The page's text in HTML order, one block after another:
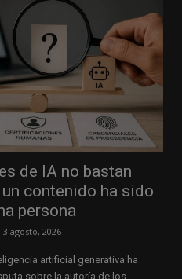
de IA no bastan
contenido ha sido
persona
3 agosto, 2026
artificial generativa ha
sobre la autoría de los